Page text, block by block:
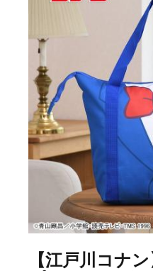
【江戸川コナ